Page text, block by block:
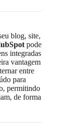
blog, site,
pode
integradas
vantagem
entre
para
permitindo
de forma